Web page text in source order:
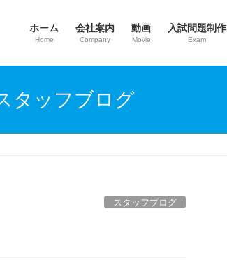
ホーム
Home
会社案内
Company
動画
Movie
入試問題制作
Exam
タッフブログ
スタッフブログ